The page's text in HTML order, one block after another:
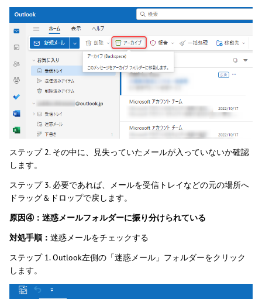
ステップ 2. その中に、見失っていたメールが入っていないか確認
します。
ステップ 3. 必要であれば、メールを受信トレイなどの元の場所へ
ドラッグ＆ドロップで戻します。
原因④：迷惑メールフォルダーに振り分けられている
対処手順： 迷惑メールをチェックする
ステップ 1. Outlook左側の「迷惑メール」フォルダーをクリック
します。